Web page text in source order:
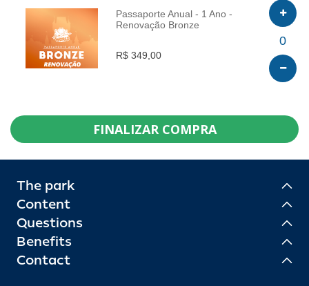
INFO
Passaporte Anual - 1 Ano -
Renovação Bronze
R$ 349,00
0
FINALIZAR COMPRA
The park
Content
Questions
Benefits
Contact